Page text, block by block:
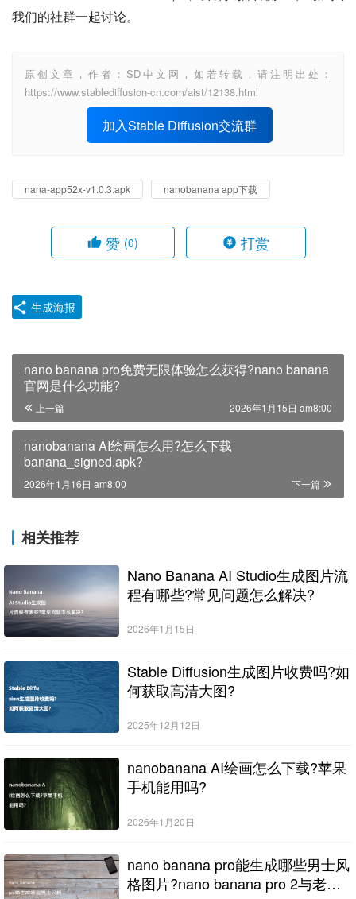
我们的社群一起讨论。
原创文章，作者：SD中文网，如若转载，请注明出处：
https://www.stablediffusion-cn.com/aist/12138.html
加入Stable Diffusion交流群
nana-app52x-v1.0.3.apk nanobanana app下载
赞 (0) 打赏
生成海报
nano banana pro免费无限体验怎么获得?nano banana
官网是什么功能?
上一篇 2026年1月15日 am8:00
nanobanana AI绘画怎么用?怎么下载
banana_signed.apk?
下一篇
2026年1月16日 am8:00
相关推荐
Nano Banana AI Studio生成图片流
程有哪些?常见问题怎么解决?
2026年1月15日
Stable Diffusion生成图片收费吗?如
何获取高清大图?
2025年12月12日
nanobanana AI绘画怎么下载?苹果
手机能用吗?
2026年1月20日
nano banana pro能生成哪些男士风
格图片?nano banana pro 2与老款